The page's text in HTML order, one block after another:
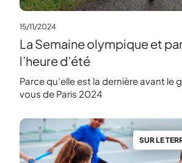
15/11/2024
La Semaine olympique et
l’heure d’été
Parce qu’elle est la dernière avant le
vous de Paris 2024
SUR LE